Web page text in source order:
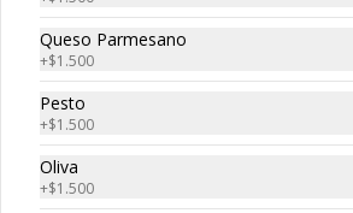
rellena con pomodoro, mozzarella,
pollo, pimentón verde y rojo, aceituna
y orégano.
$10.990
Queso Parmesano
+$1.500
Pesto
+$1.500
Oliva
+$1.500